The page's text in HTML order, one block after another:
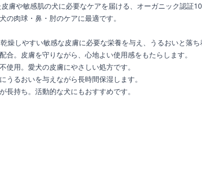
膚や敏感肌の犬に必要なケアを届ける、オーガニック認
の肉球・鼻・肘のケアに最適です。
燥しやすい敏感な皮膚に必要な栄養を与え、うるおいと落ち
合。皮膚を守りながら、心地よい使用感をもたらします。
使用。愛犬の皮膚にやさしい処方です。
るおいを与えながら長時間保湿します。
持ち。活動的な犬にもおすすめです。